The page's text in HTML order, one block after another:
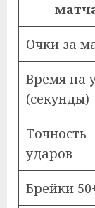
Очки за
Время на
(секунды)
Точность
ударов
Брейки